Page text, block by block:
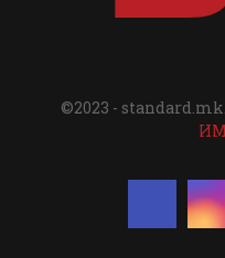
©2023 -